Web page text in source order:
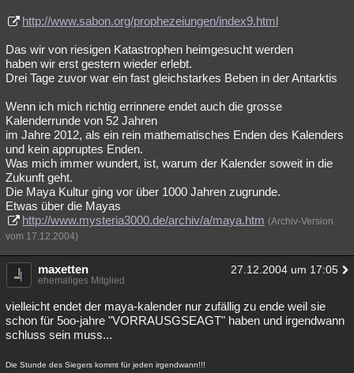
http://www.sabon.org/prophezeiungen/index9.html
Das wir von riesigen Katastrophen heimgesucht werden
haben wir erst gestern wieder erlebt.
Drei Tage zuvor war ein fast gleichstarkes Beben in der Antarktis
Wenn ich mich richtig errinnere endet auch die grosse
Kalenderrunde von 52 Jahren
im Jahre 2012, als ein rein mathematisches Enden des Kalenders
und kein appruptes Enden.
Was mich immer wundert, ist, warum der Kalender soweit in die
Zukunft geht.
Die Maya Kultur ging vor über 1000 Jahren zugrunde.
Etwas über die Mayas
http://www.mysteria3000.de/archiv/a/maya.htm (Archiv-Version
vom 17.12.2004)
maxetten 27.12.2004 um 17:05
ehemaliges Mitglied
vielleicht endet der maya-kalender nur zufällig zu ende weil sie
schon für 5oo-jahre "VORRAUSGSEAGT" haben und irgendwann
schluss sein muss...
Die Stunde des Siegers kommt für jeden irgendwann!!!